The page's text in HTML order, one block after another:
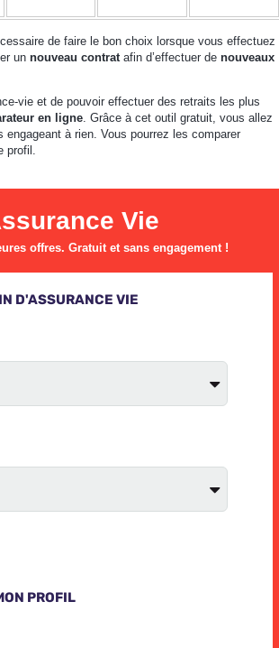
de faire le bon choix lorsque vous effectuez
un nouveau contratafin d’effectuer de nouveaux
vie et de pouvoir effectuer des retraits les plus
en ligne. Grâce à cet outil gratuit, vous allez
à rien. Vous pourrez les comparer
profil.
Vie
offres. Gratuit et sans engagement !